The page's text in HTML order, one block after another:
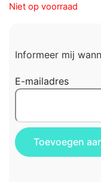
Niet op voorraad
Informeer mij
E-mailadres